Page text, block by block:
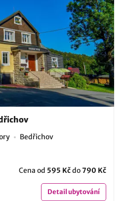
Bedřichov
Cena od 595 Kčdo790 Kč
Detailubytování